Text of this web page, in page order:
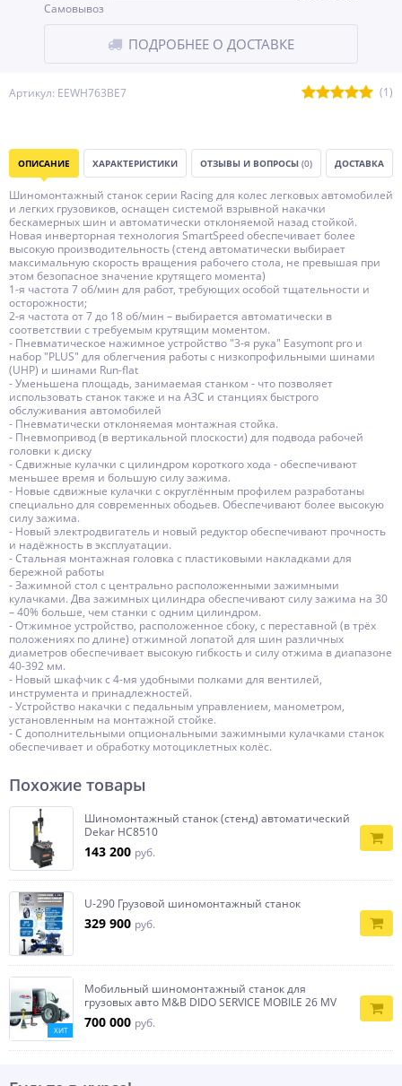
Артикул: EEWH763BE7 (1)
Самовывоз
ПОДРОБНЕЕ О ДОСТАВКЕ
ОПИСАНИЕ ХАРАКТЕРИСТИКИ ОТЗЫВЫ И ВОПРОСЫ (0) ДОСТАВКА
Шиномонтажный станок серии Racing для колес легковых автомобилей
и легких грузовиков, оснащен системой взрывной накачки
бескамерных шин и автоматически отклоняемой назад стойкой.
Новая инверторная технология SmartSpeed обеспечивает более
высокую производительность (стенд автоматически выбирает
максимальную скорость вращения рабочего стола, не превышая при
этом безопасное значение крутящего момента)
1-я частота 7 об/мин для работ, требующих особой тщательности и
осторожности;
2-я частота от 7 до 18 об/мин – выбирается автоматически в
соответствии с требуемым крутящим моментом.
- Пневматическое нажимное устройство "3-я рука" Easymont pro и
набор "PLUS" для облегчения работы с низкопрофильными шинами
(UHP) и шинами Run-flat
- Уменьшена площадь, занимаемая станком - что позволяет
использовать станок также и на АЗС и станциях быстрого
обслуживания автомобилей
- Пневматически отклоняемая монтажная стойка.
- Пневмопривод (в вертикальной плоскости) для подвода рабочей
головки к диску
- Сдвижные кулачки с цилиндром короткого хода - обеспечивают
меньшее время и большую силу зажима.
- Новые сдвижные кулачки с округлённым профилем разработаны
специально для современных ободьев. Обеспечивают более высокую
силу зажима.
- Новый электродвигатель и новый редуктор обеспечивают прочность
и надёжность в эксплуатации.
- Стальная монтажная головка с пластиковыми накладками для
бережной работы
- Зажимной стол с центрально расположенными зажимными
кулачками. Два зажимных цилиндра обеспечивают силу зажима на 30
– 40% больше, чем станки с одним цилиндром.
- Отжимное устройство, расположенное сбоку, с переставной (в трёх
положениях по длине) отжимной лопатой для шин различных
диаметров обеспечивает высокую гибкость и силу отжима в диапазоне
40-392 мм.
- Новый шкафчик с 4-мя удобными полками для вентилей,
инструмента и принадлежностей.
- Устройство накачки с педальным управлением, манометром,
установленным на монтажной стойке.
- С дополнительными опциональными зажимными кулачками станок
обеспечивает и обработку мотоциклетных колёс.
Похожие товары
Шиномонтажный станок (стенд) автоматический
Dekar HC8510
143 200 руб.
U-290 Грузовой шиномонтажный станок
329 900 руб.
ХИТ
Мобильный шиномонтажный станок для
грузовых авто M&B DIDO SERVICE MOBILE 26 MV
700 000 руб.